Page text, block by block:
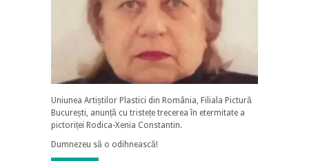
Uniunea Artiștilor Plastici din România, Filiala Pictură
București, anunță cu tristețe trecerea în etermitate a
pictoriței Rodica-Xenia Constantin.
Dumnezeu să o odihnească!